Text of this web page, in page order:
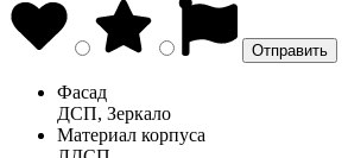
Фасад
ДСП, Зеркало
Материал корпуса